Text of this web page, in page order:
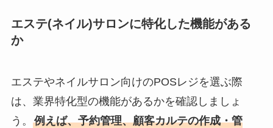
エステ(ネイル)サロンに特化した機能がある
か
エステやネイルサロン向けのPOSレジを選ぶ際
は、業界特化型の機能があるかを確認しましょ
う。 例えば、予約管理、顧客カルテの作成・管